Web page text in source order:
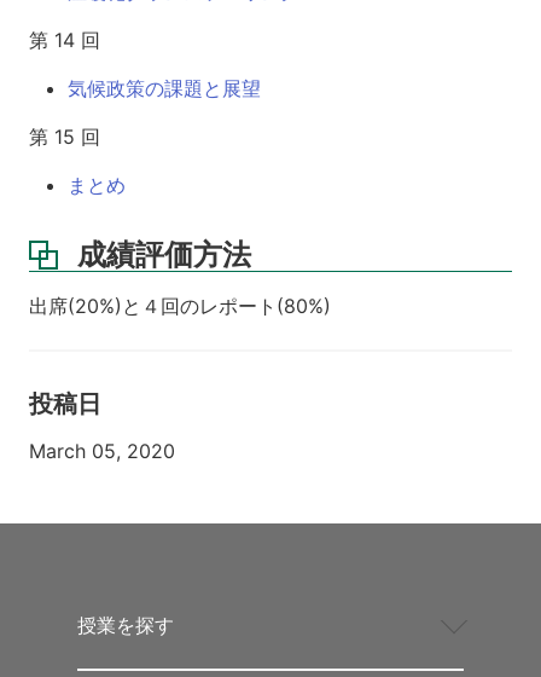
第 14 回
気候政策の課題と展望
第 15 回
まとめ
成績評価方法
出席(20%)と４回のレポート(80%)
投稿日
March 05, 2020
授業を探す